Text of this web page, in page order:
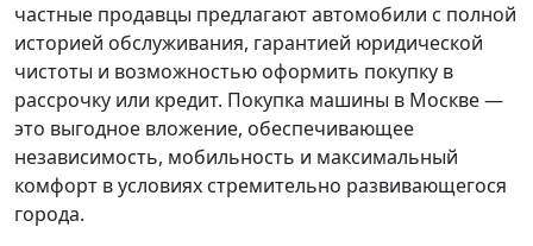
частные продавцы предлагают автомобили с полной
историей обслуживания, гарантией юридической
чистоты и возможностью оформить покупку в
рассрочку или кредит. Покупка машины в Москве —
это выгодное вложение, обеспечивающее
независимость, мобильность и максимальный
комфорт в условиях стремительно развивающегося
города.